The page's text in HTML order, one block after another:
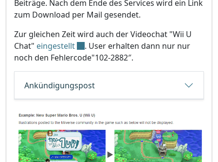
Beiträge. Nach dem Ende des Services wird ein Link
zum Download per Mail gesendet.
Zur gleichen Zeit wird auch der Videochat "Wii U
Chat" eingestellt
. User erhalten dann nur nur
noch den Fehlercode"102-2882″.
Ankündigungspost